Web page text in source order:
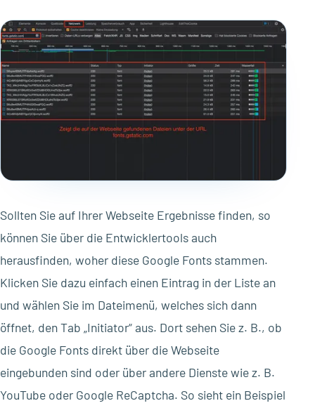
Sollten Sie auf Ihrer Webseite Ergebnisse finden, so
können Sie über die Entwicklertools auch
herausfinden, woher diese Google Fonts stammen.
Klicken Sie dazu einfach einen Eintrag in der Liste an
und wählen Sie im Dateimenü, welches sich dann
öffnet, den Tab „Initiator“ aus. Dort sehen Sie z. B., ob
die Google Fonts direkt über die Webseite
eingebunden sind oder über andere Dienste wie z. B.
YouTube oder Google ReCaptcha. So sieht ein Beispiel